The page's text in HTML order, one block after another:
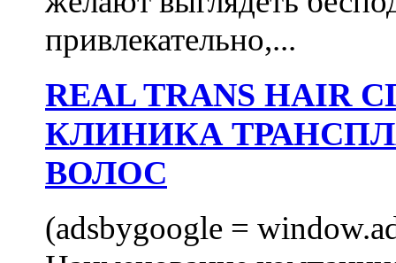
привлекательно,...
REAL TRANS
КЛИНИКА
ВОЛОС
(adsbygoogle =